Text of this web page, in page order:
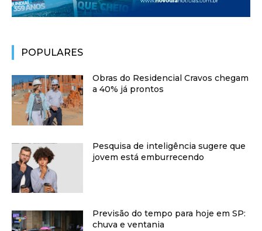
POPULARES
Obras do Residencial Cravos chegam
a 40% já prontos
Pesquisa de inteligência sugere que
jovem está emburrecendo
Previsão do tempo para hoje em SP:
chuva e ventania